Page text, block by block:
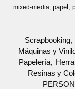
mixed-media papel
Scrapbooking
Máquinas y
Papelería
Resinas y